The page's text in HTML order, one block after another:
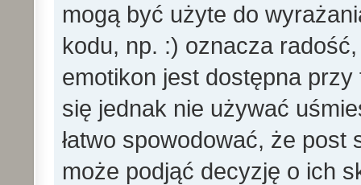
mogą być użyte do
kodu, np. :) oznacza
emotikon jest dostępna
się jednak nie używać
łatwo spowodować, że
może podjąć decyzję o ich